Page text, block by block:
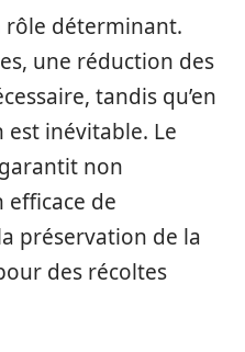
rôle déterminant.
une réduction des
tandis qu’en
inévitable. Le
non
de
préservation de la
des récoltes